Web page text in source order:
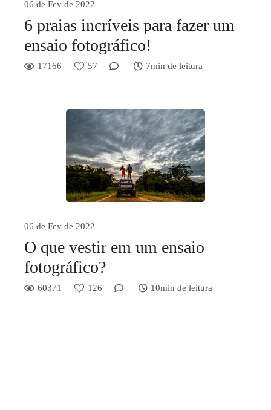
06 de Fev de 2022
6 praias incríveis para fazer um
ensaio fotográfico!
17166 57 7min de leitura
06 de Fev de 2022
O que vestir em um ensaio
fotográfico?
60371 126 10min de leitura